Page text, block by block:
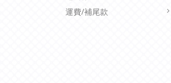
運費/補尾款